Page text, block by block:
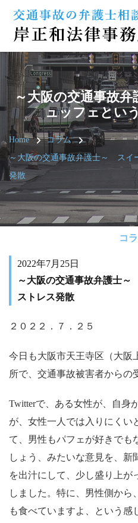
～大阪の交通事故
ュッフェとい
Home
コラム
～大阪の交通事故弁護士～ スイ
発散
コ
2022年7月25日
～大阪の交通事故弁護士
ストレス発散
２０２２．７．２５
今日も大阪市天王寺区（大阪
所で、交通事故被害者からの
Twitterで、ある女性が、自身
が、女性一人では入りにくい
て、男性もパフェが好きでも
しょう、みたいな意見を、
を出汁にして、少し盛り上が
しました。特に、男性側から
も食べていますよ、という感